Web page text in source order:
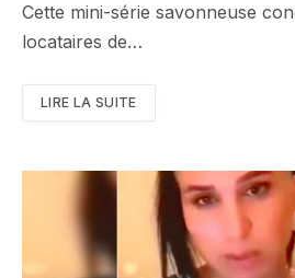
Cette mini-série savonneuse
locataires de…
LIRE LA SUITE